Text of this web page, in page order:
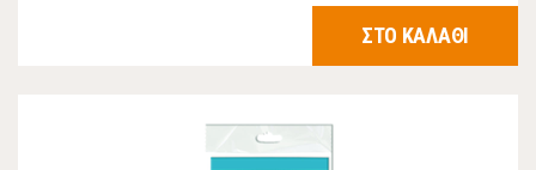
ΣΤΟ ΚΑΛΑΘΙ